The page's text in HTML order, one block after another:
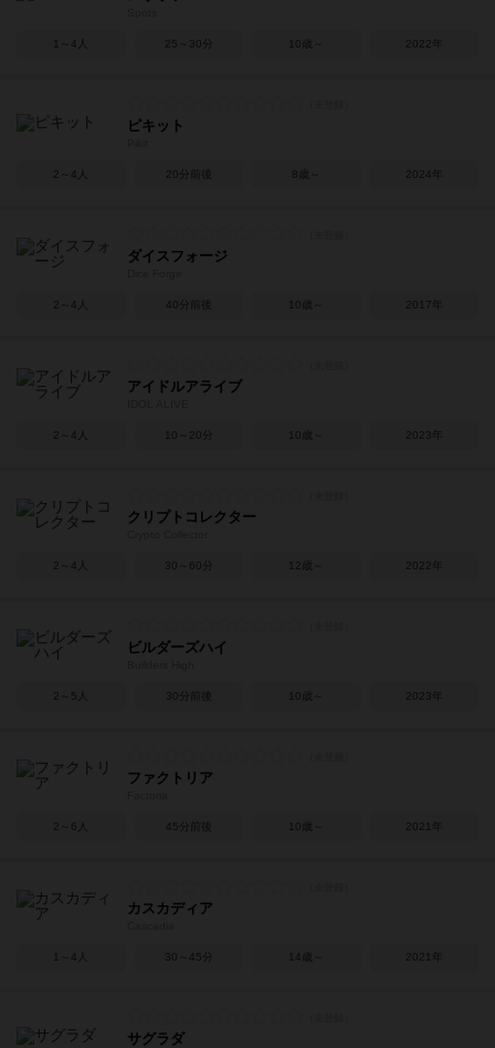
1～4人 25～30分 10歳～ 2022年
ピキット
2～4人 20分前後 8歳～ 2024年
ダイスフォージ
2～4人 40分前後 10歳～ 2017年
アイドルアライブ
2～4人 10～20分 10歳～ 2023年
クリプトコレクター
2～4人 30～60分 12歳～ 2022年
ビルダーズハイ
2～5人 30分前後 10歳～ 2023年
ファクトリア
2～6人 45分前後 10歳～ 2021年
カスカディア
1～4人 30～45分 14歳～ 2021年
サグラダ